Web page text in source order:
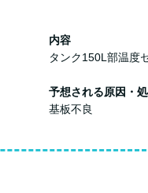
内容
タンク150L部温度
予想される原因・
基板不良